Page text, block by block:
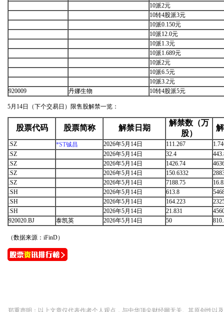
10派2元
10转4股派3元
10派0.150元
10派12.0元
10派1.3元
10派1.689元
10派2元
10派6.5元
10派3.2元
920009
丹娜生物 10转4股派5元
5月14日（下个交易日）限售股解禁一览：
股票代码 股票简称 解禁日期
解禁数（万
股）
.SZ *ST铖昌 2026年5月14日 111.267
.SZ
2026年5月14日 32.4
.SZ
2026年5月14日 1426.74
.SZ
2026年5月14日 150.6332
.SZ
2026年5月14日 7188.75
.SH
2026年5月14日 613.8
.SH
2026年5月14日 164.223
.SH
2026年5月14日 21.831
920020.BJ
泰凯英 2026年5月14日 50
（数据来源：iFinD）